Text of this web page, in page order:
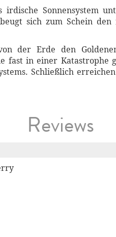
Sonnensystem
sich zum Schein
der Erde den
fast in einer
Schließlich
Reviews